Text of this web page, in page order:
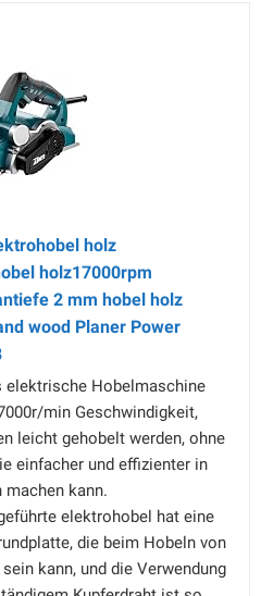
holz
holz17000rpm
2 mm hobel holz
wood Planer Power
elektrische Hobelmaschine
min Geschwindigkeit,
leicht gehobelt werden, ohne
einfacher und effizienter in
machen kann.
elektrohobel hat eine
die beim Hobeln von
kann, und die Verwendung